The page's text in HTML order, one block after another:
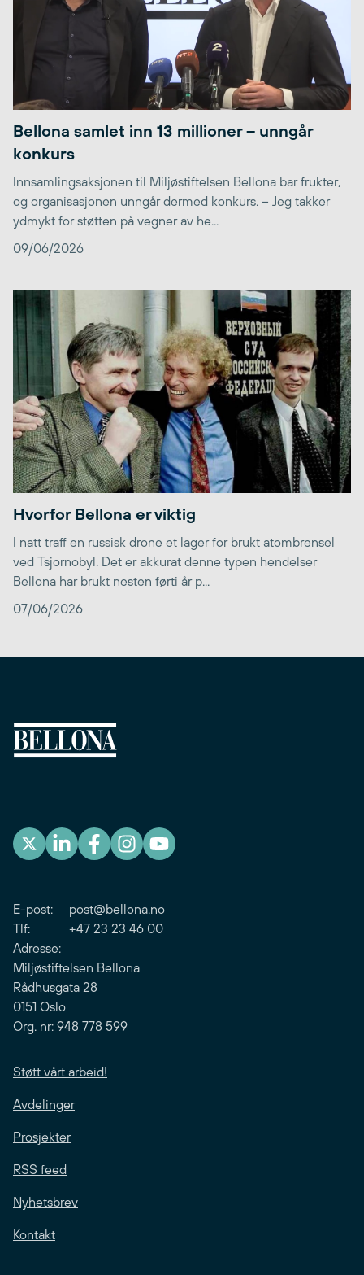
Bellona samlet inn 13 millioner – unngår
konkurs
Innsamlingsaksjonen til Miljøstiftelsen Bellona bar frukter,
og organisasjonen unngår dermed konkurs. – Jeg takker
ydmykt for støtten på vegner av he...
09/06/2026
Hvorfor Bellona er viktig
I natt traff en russisk drone et lager for brukt atombrensel
ved Tsjornobyl. Det er akkurat denne typen hendelser
Bellona har brukt nesten førti år p...
07/06/2026
E-post: post@bellona.no
Tlf: +47 23 23 46 00
Adresse:
Miljøstiftelsen Bellona
Rådhusgata 28
0151 Oslo
Org. nr: 948 778 599
Støtt vårt arbeid!
Avdelinger
Prosjekter
RSS feed
Nyhetsbrev
Kontakt